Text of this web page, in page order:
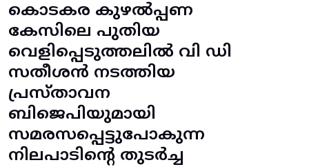
കൊടകര കുഴൽപ്പണ
കേസിലെ പുതിയ
വെളിപ്പെടുത്തലിൽ വി ഡി
സതീശൻ നടത്തിയ
പ്രസ്താവന
ബിജെപിയുമായി
സമരസപ്പെട്ടുപോകുന്ന
നിലപാടിന്റെ തുടർച്ച